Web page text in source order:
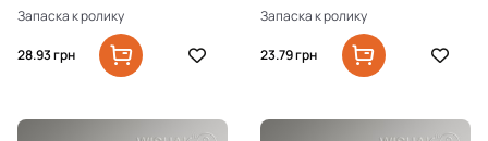
Запаска к ролику
28.93грн
Запаска к ролику
23.79грн